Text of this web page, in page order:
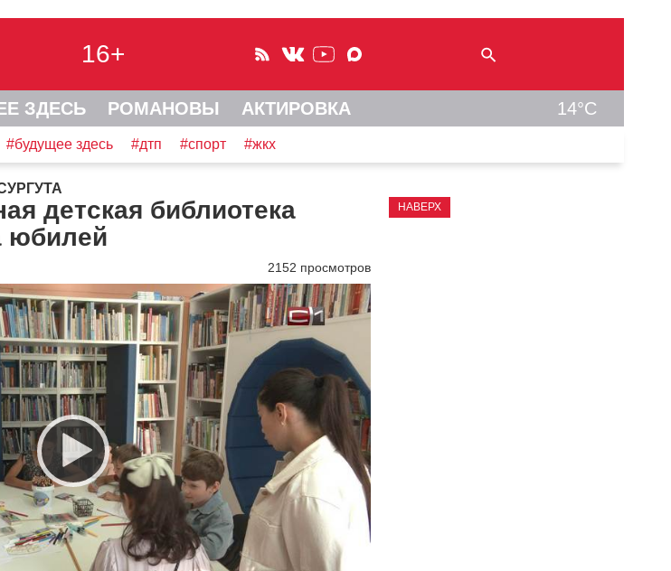
16+
ЗДЕСЬ РОМАНОВЫ АКТИРОВКА 14°C
#будущее здесь #дтп #спорт #жкх
детская библиотека
юбилей
2152 просмотров
НАВЕРХ